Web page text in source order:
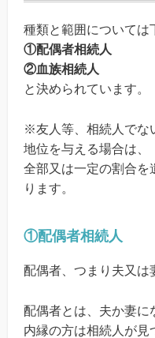
種類と範囲については
①配偶者相続人
②血族相続人
と決められています。
※友人等、相続人でな
地位を与える場合は、
全部又は一定の割合を
ります。
①配偶者相続人
配偶者、つまり夫又は
配偶者とは、夫か妻に
内縁の方は相続人が見